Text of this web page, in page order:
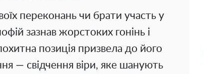
переконань чи брати участь у
зазнав жорстоких гонінь і
позиція призвела до його
— свідчення віри, яке шанують